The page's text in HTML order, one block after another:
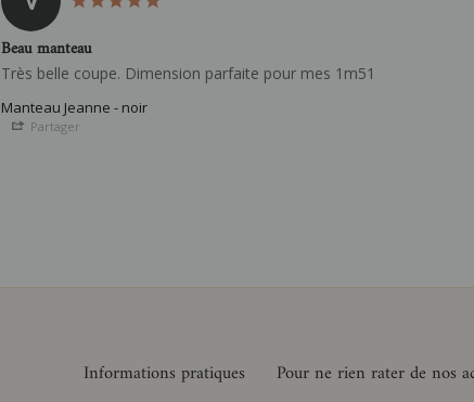
Beau manteau
Très belle coupe. Dimension parfaite pour mes 1m51
Manteau Jeanne - noir
Partager
Informations pratiques Pour ne rien rater de nos